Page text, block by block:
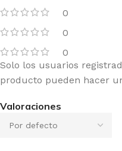
0
0
0
Valoraciones
Solo los usuarios
producto pueden hacer